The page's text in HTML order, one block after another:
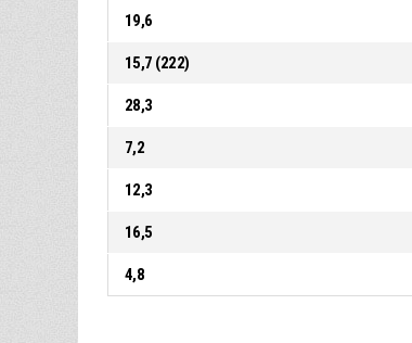
19,6
15,7 (222)
28,3
7,2
12,3
16,5
4,8